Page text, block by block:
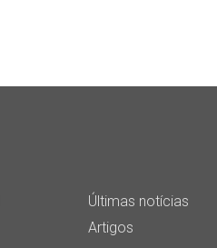
Últimas notícias
Artigos